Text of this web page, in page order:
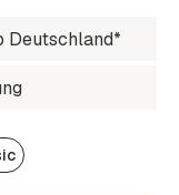
Deutschland*